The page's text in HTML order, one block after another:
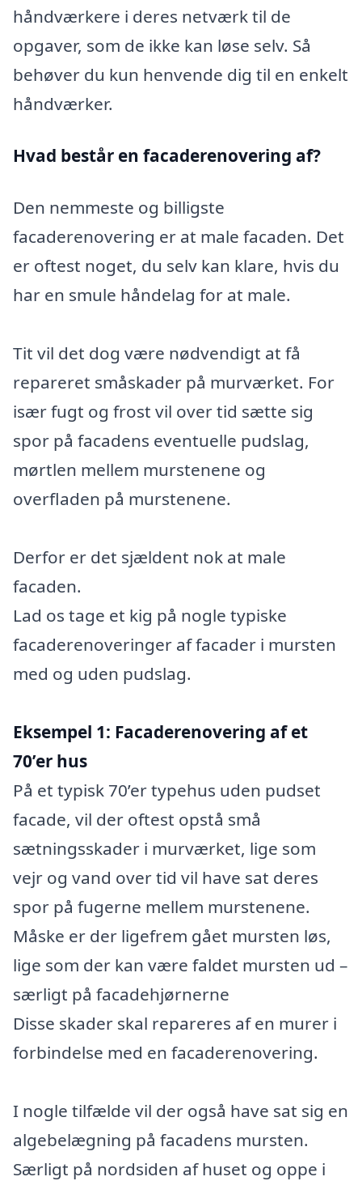
håndværkere i deres netværk til de
opgaver, som de ikke kan løse selv. Så
behøver du kun henvende dig til en enkelt
håndværker.
Hvad består en facaderenovering af?
Den nemmeste og billigste
facaderenovering er at male facaden. Det
er oftest noget, du selv kan klare, hvis du
har en smule håndelag for at male.
Tit vil det dog være nødvendigt at få
repareret småskader på murværket. For
især fugt og frost vil over tid sætte sig
spor på facadens eventuelle pudslag,
mørtlen mellem murstenene og
overfladen på murstenene.
Derfor er det sjældent nok at male
facaden.
Lad os tage et kig på nogle typiske
facaderenoveringer af facader i mursten
med og uden pudslag.
Eksempel 1: Facaderenovering af et
70’er hus
På et typisk 70’er typehus uden pudset
facade, vil der oftest opstå små
sætningsskader i murværket, lige som
vejr og vand over tid vil have sat deres
spor på fugerne mellem murstenene.
Måske er der ligefrem gået mursten løs,
lige som der kan være faldet mursten ud –
særligt på facadehjørnerne
Disse skader skal repareres af en murer i
forbindelse med en facaderenovering.
I nogle tilfælde vil der også have sat sig en
algebelægning på facadens mursten.
Særligt på nordsiden af huset og oppe i